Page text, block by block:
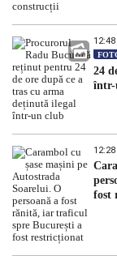
12:48
24
într-
12:28
fost